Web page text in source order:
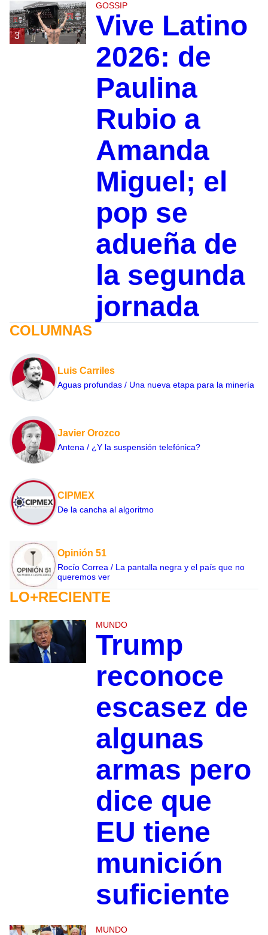
3
GOSSIP
Vive Latino
2026: de
Paulina
Rubio a
Amanda
Miguel; el
pop se
adueña de
la segunda
jornada
COLUMNAS
Luis Carriles
Aguas profundas / Una nueva etapa para la minería
Javier Orozco
Antena / ¿Y la suspensión telefónica?
CIPMEX
De la cancha al algoritmo
Opinión 51
Rocío Correa / La pantalla negra y el país que no
queremos ver
LO+RECIENTE
MUNDO
Trump
reconoce
escasez de
algunas
armas pero
dice que
EU tiene
munición
suficiente
MUNDO